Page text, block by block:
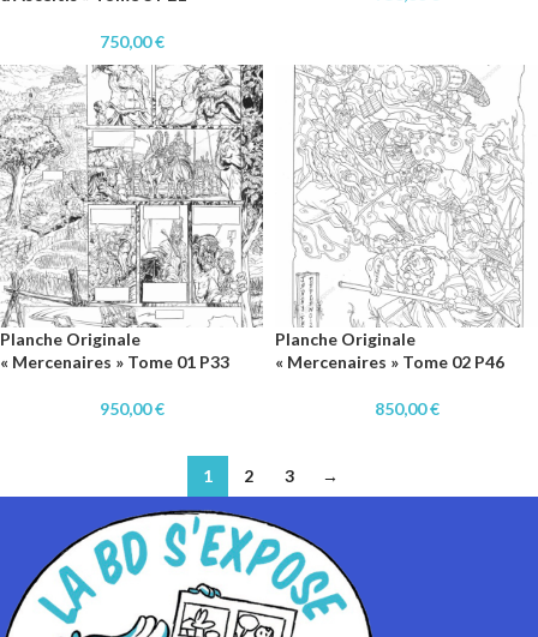
750,00€
Planche Originale
« Mercenaires » Tome 01 P33
950,00€
Planche Originale
« Mercenaires » Tome 02 P46
850,00€
1 2 3 →